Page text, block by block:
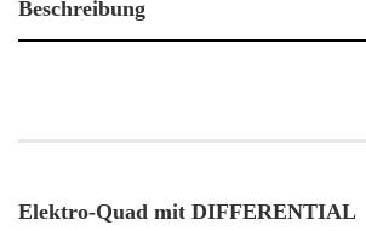
Beschreibung
Elektro-Quad mit DIFFERENTIAL